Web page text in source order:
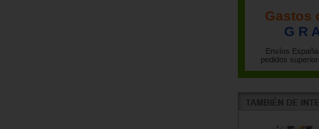
Gastos
G R
Envíos
pedidos